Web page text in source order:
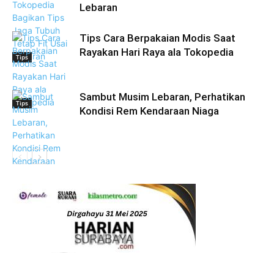
Tips
Lebaran
Tips
Tips Cara Berpakaian Modis Saat
Rayakan Hari Raya ala Tokopedia
Sambut Musim Lebaran, Perhatikan
Kondisi Rem Kendaraan Niaga